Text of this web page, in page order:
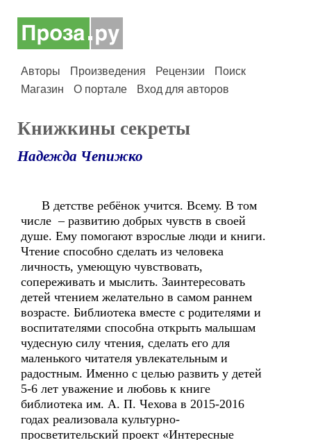
Авторы Произведения Рецензии
Поиск
Магазин
О портале Вход для авторов
Книжкины секреты
Надежда Чепижко
В детстве ребёнок учится. Всему. В том
числе – развитию добрых чувств в своей
душе. Ему помогают взрослые люди и книги.
Чтение способно сделать из человека
личность, умеющую чувствовать,
сопереживать и мыслить. Заинтересовать
детей чтением желательно в самом раннем
возрасте. Библиотека вместе с родителями и
воспитателями способна открыть малышам
чудесную силу чтения, сделать его для
маленького читателя увлекательным и
радостным. Именно с целью развить у детей
5-6 лет уважение и любовь к книге
библиотека им. А. П. Чехова в 2015-2016
годах реализовала культурно-
просветительский проект «Интересные